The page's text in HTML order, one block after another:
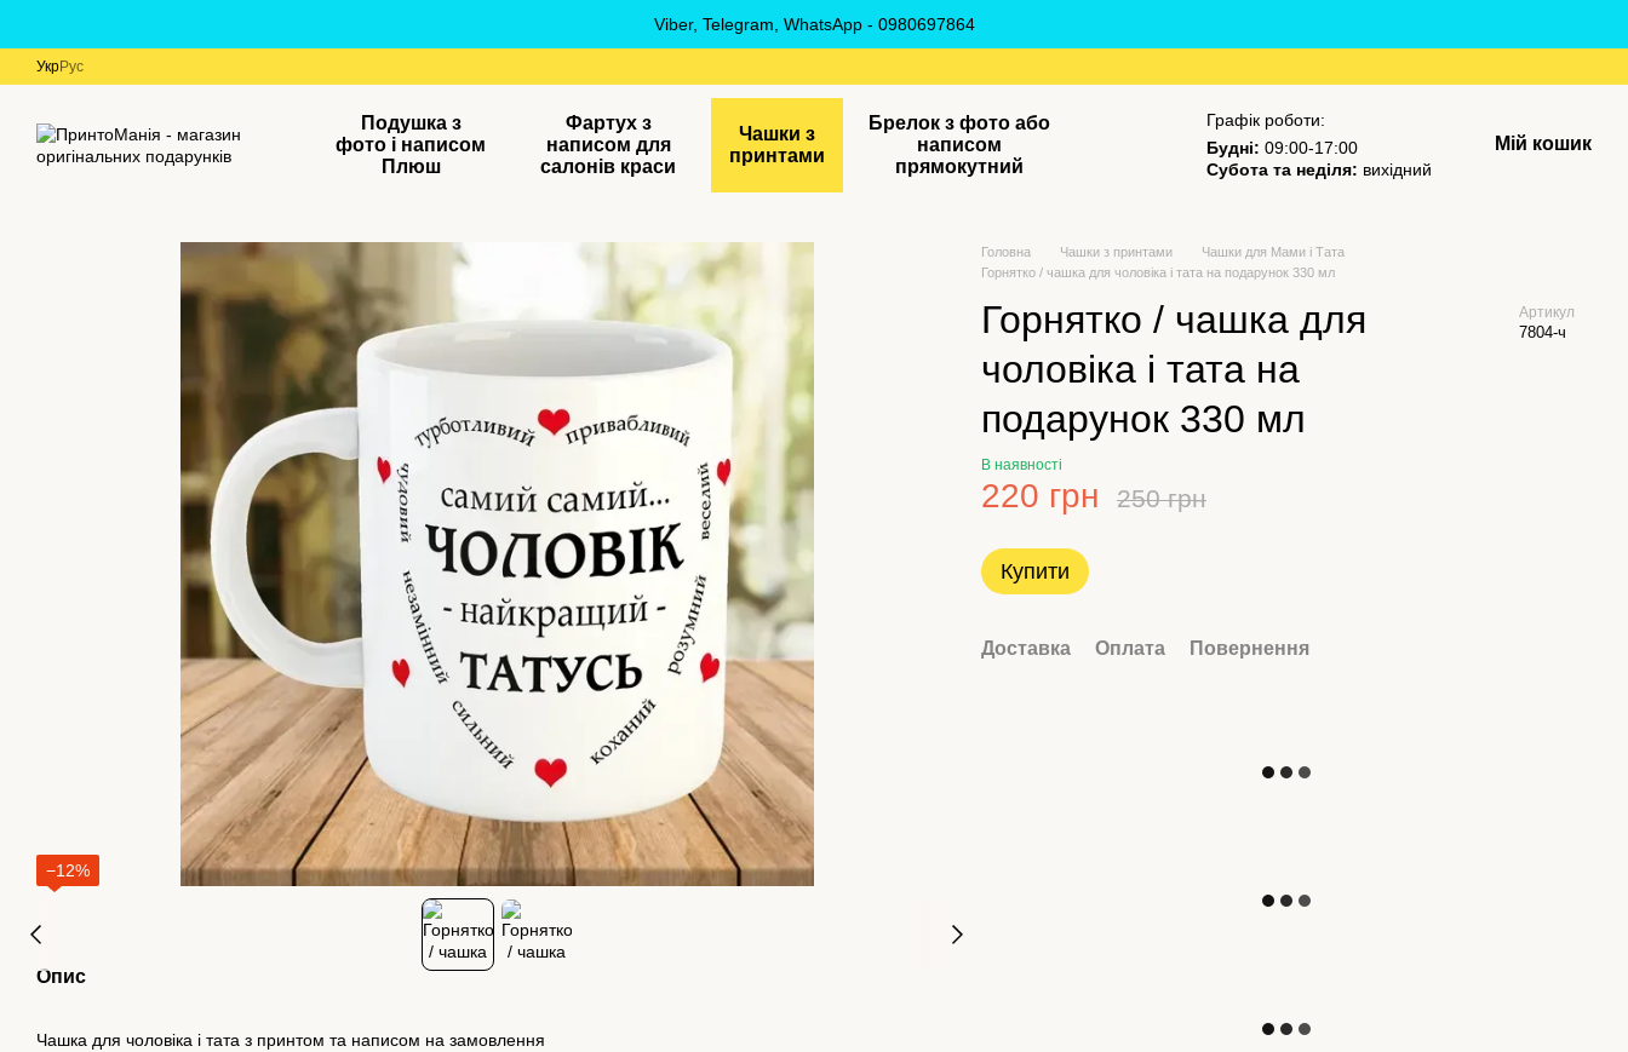
Viber, Telegram, WhatsApp - 0980697864
УкрРус
Подушка з
фото і написом
Плюш
Фартух з
написом для
салонів краси
Чашки з
принтами
Брелок з фото або
написом
прямокутний
Графік роботи:
Будні: 09:00-17:00
Субота та неділя: вихідний
Мій кошик
−12%
Опис
Чашка для чоловіка і тата з принтом та написом на замовлення
Головна Чашки з принтами
Чашки для Мами і Тата
Горнятко / чашка для чоловіка і тата на подарунок 330 мл
Горнятко / чашка для
чоловіка і тата на
подарунок 330 мл
Артикул
7804-ч
В наявності
220 грн 250 грн
Купити
Доставка Оплата Повернення